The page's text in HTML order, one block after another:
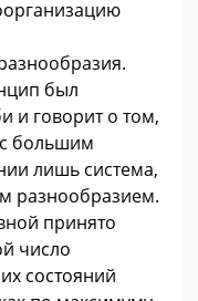
был
и говорит о том,
большим
лишь система,
разнообразием.
принято
число
состояний